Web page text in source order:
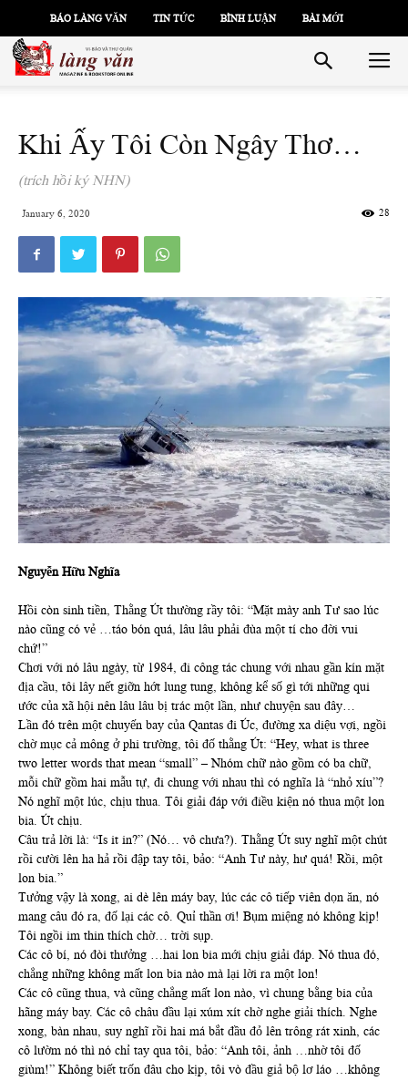
BÁO LÀNG VĂN TIN TỨC BÌNH LUẬN BÀI MỚI
Khi Ấy Tôi Còn Ngây Thơ…
(trích hồi ký NHN)
January 6, 2020 28
Nguyễn Hữu Nghĩa
Hồi còn sinh tiền, Thằng Út thường rầy tôi: “Mặt mày anh Tư sao lúc
nào cũng có vẻ …táo bón quá, lâu lâu phải đùa một tí cho đời vui
chứ!”
Chơi với nó lâu ngày, từ 1984, đi công tác chung với nhau gần kín mặt
địa cầu, tôi lây nết giỡn hớt lung tung, không kể số gì tới những qui
ước của xã hội nên lâu lâu bị trác một lần, như chuyện sau đây…
Lần đó trên một chuyến bay của Qantas đi Úc, đường xa diệu vợi, ngồi
chờ mục cả mông ở phi trường, tôi đố thằng Út: “Hey, what is three
two letter words that mean “small” – Nhóm chữ nào gồm có ba chữ,
mỗi chữ gồm hai mẫu tự, đi chung với nhau thì có nghĩa là “nhỏ xíu”?
Nó nghĩ một lúc, chịu thua. Tôi giải đáp với điều kiện nó thua một lon
bia. Út chịu.
Câu trả lời là: “Is it in?” (Nó… vô chưa?). Thằng Út suy nghĩ một chút
rồi cười lên ha hả rồi đập tay tôi, bảo: “Anh Tư này, hư quá! Rồi, một
lon bia.”
Tưởng vậy là xong, ai dè lên máy bay, lúc các cô tiếp viên dọn ăn, nó
mang câu đó ra, đố lại các cô. Quỉ thần ơi! Bụm miệng nó không kịp!
Tôi ngồi im thin thích chờ… trời sụp.
Các cô bí, nó đòi thưởng …hai lon bia mới chịu giải đáp. Nó thua đó,
chẳng những không mất lon bia nào mà lại lời ra một lon!
Các cô cũng thua, và cũng chẳng mất lon nào, vì chung bằng bia của
hãng máy bay. Các cô châu đầu lại xúm xít chờ nghe giải thích. Nghe
xong, bàn nhau, suy nghĩ rồi hai má bắt đầu đỏ lên trông rát xinh, các
cô lườm nó thì nó chỉ tay qua tôi, bảo: “Anh tôi, ảnh …nhờ tôi đố
giùm!” Không biết trốn đâu cho kịp, tôi vò đầu giả bộ lơ láo …không